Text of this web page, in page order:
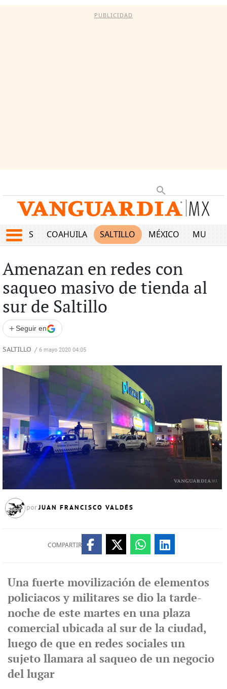
PUBLICIDAD
JUEGOS COAHUILA SALTILLO MÉXICO MUNDO
Amenazan en redes con
saqueo masivo de tienda al
sur de Saltillo
+ Seguir en
SALTILLO / 6 mayo 2020 04:05
porJUAN FRANCISCO VALDÉS
COMPARTIR
Una fuerte movilización de elementos
policiacos y militares se dio la tarde-
noche de este martes en una plaza
comercial ubicada al sur de la ciudad,
luego de que en redes sociales un
sujeto llamara al saqueo de un negocio
del lugar